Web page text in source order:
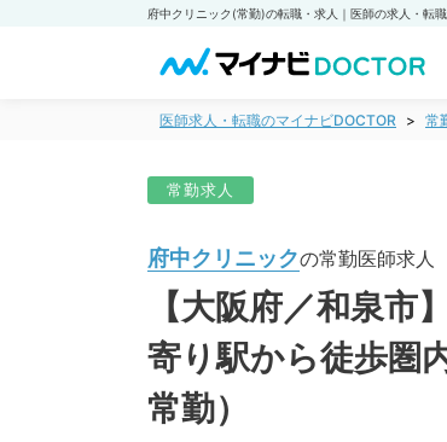
医師求人・転職のマイナビDOCTOR 常
常勤求人
府中クリニックの常勤医師求人
【大阪府／和泉
寄り駅から徒歩圏
常勤）